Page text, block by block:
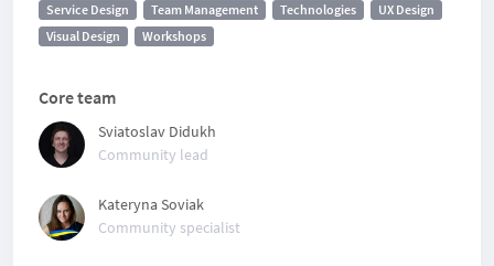
Service Design
Team Management Technologies
UX Design
Visual Design
Workshops
Core team
Sviatoslav Didukh
Community lead
Kateryna Soviak
Community specialist